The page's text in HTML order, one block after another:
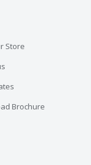
Store
Brochure